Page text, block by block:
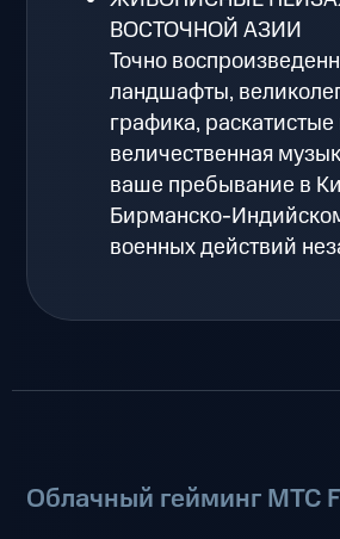
ВОСТОЧНОЙ АЗИИ
Точно
ландшафты,
графика,
величественная
ваше пребывание в
Бирманско-
военных действий
Облачный гейминг МТС